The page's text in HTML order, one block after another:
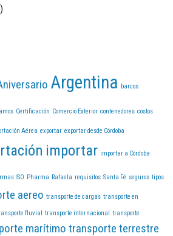
Argentina barcos
Certificación Comercio Exterior contenedores costos
Aérea exportar exportar desde Córdoba
importar importar a Córdoba
ISO Pharma Rafaela requisitos Santa Fé seguros tipos
aereo transporte de cargas transporte en
fluvial transporte internacional transporte
marítimo transporte terrestre